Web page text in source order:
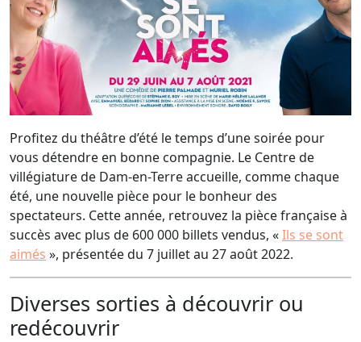
Profitez du théâtre d’été le temps d’une soirée pour
vous détendre en bonne compagnie. Le Centre de
villégiature de Dam-en-Terre accueille, comme chaque
été, une nouvelle pièce pour le bonheur des
spectateurs. Cette année, retrouvez la pièce française à
succès avec plus de 600 000 billets vendus, «Ils se sont
aimés », présentée du 7 juillet au 27 août 2022.
Diverses sorties à découvrir ou
redécouvrir